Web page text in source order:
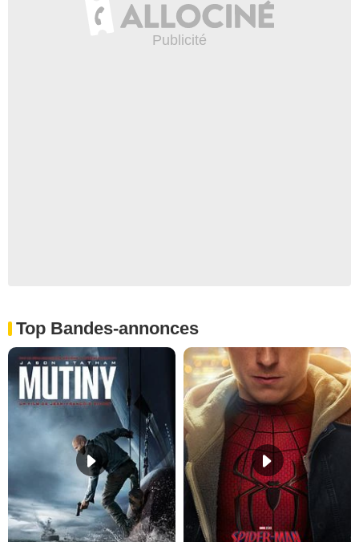
Top Bandes-annonces